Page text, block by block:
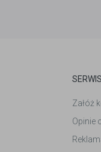
SERWIS
Załóż
Opinie